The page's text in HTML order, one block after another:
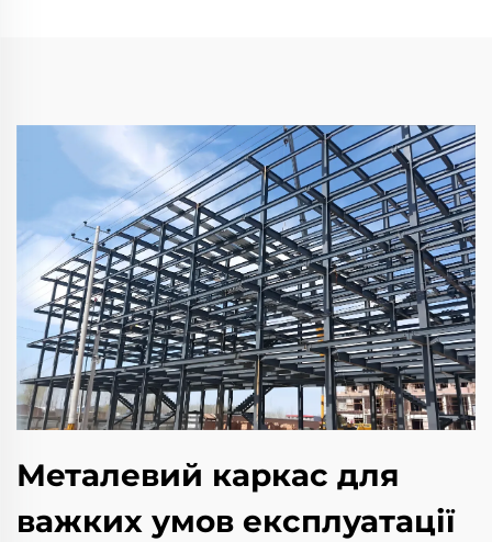
Металевий каркас для
важких умов експлуатації